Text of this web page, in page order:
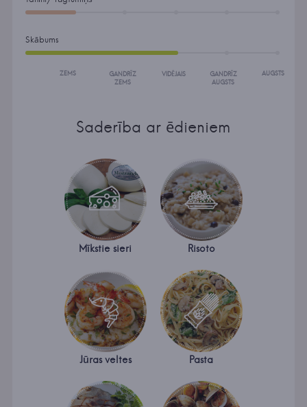
Skābums
ZEMS
GANDRĪZ
ZEMS
VIDĒJAIS
GANDRĪZ
AUGSTS
AUGSTS
Saderība ar ēdieniem
Mīkstie sieri Risoto
Jūras veltes Pasta